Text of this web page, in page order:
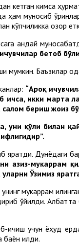
кетган кимса
ҳам муносиб
кўпчиликка озор
қандай
бетоб
мумкин.
“Ароқ
ичса, икки марта
бериш жоиз
уни қўли билан
яратди. Дунёдаги
азиз-мукаррам
Ўзимиз
мукаррам
қўйилди.
ичиш учун ёҳуд
баён қилди.